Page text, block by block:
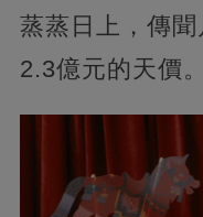
蒸蒸日上，傳
2.3億元的天價。